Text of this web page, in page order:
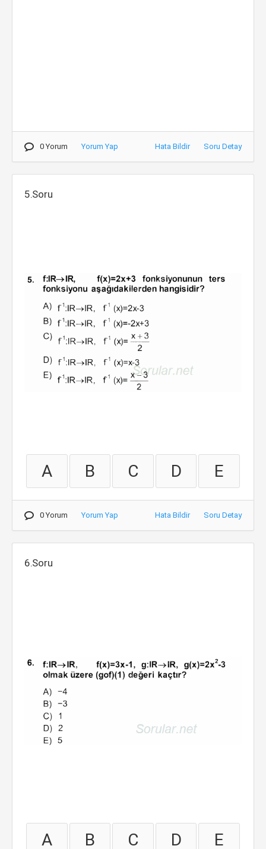
0 Yorum Yorum Yap Hata Bildir Soru Detay
5.Soru
A B C D E
0 Yorum Yorum Yap Hata Bildir Soru Detay
6.Soru
A B C D E